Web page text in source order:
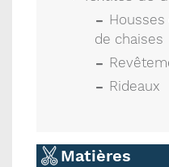
Housses
de chaises
Rideaux
Matières